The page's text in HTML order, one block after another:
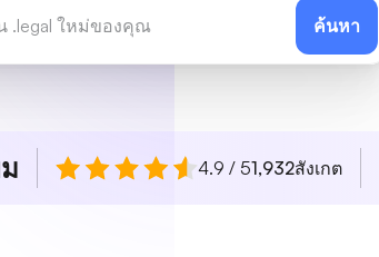
ค้นหา
4.9 / 51,932สังเกต